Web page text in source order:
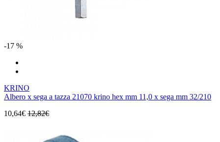
-17 %
KRINO
Albero x sega a tazza 21070 krino hex mm 11,0 x sega mm 32/210
10,64€ 12,82€